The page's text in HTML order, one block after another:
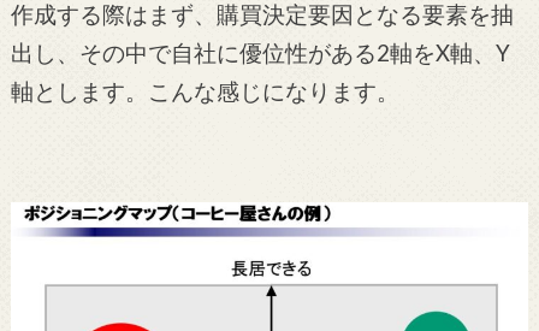
作成する際はまず、購買決定要因となる要素を抽
出し、その中で自社に優位性がある2軸をX軸、Y
軸とします。 こんな感じになります。